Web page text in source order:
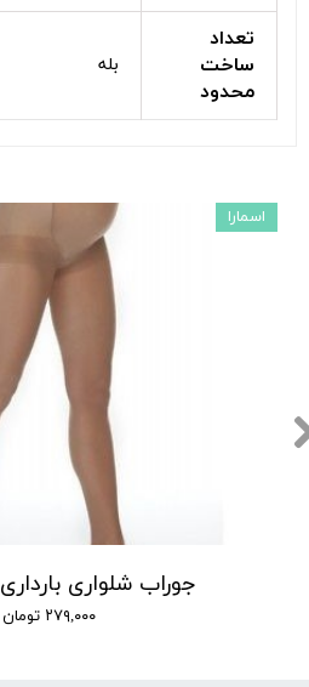
تعداد
ساخت
محدود
بله
جوراب شلواری بارداری ESMARA
۲۷۹,۰۰۰ تومان
اسمارا